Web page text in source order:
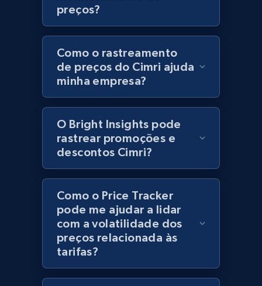
URL, Product id, Title, Product description,
Rating, Reviews count, Initial price, Discount,
and more.
1.3K+ 175+ Comece agora
Zara - Products
Category id, Product id, Product name, Price,
Currency, Colour code, Colour, Description, and
more.
Comece agora
Category id, Product id, Product name, Price,
preços?
Como o rastreamento
de preços do Cimri ajuda
minha empresa?
O Bright Insights pode
rastrear promoções e
descontos Cimri?
Como o Price Tracker
pode me ajudar a lidar
com a volatilidade dos
preços relacionada às
tarifas?